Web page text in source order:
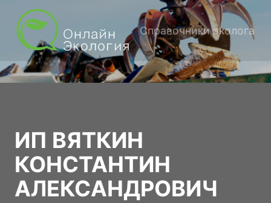
Справочники эколога
ИП ВЯТКИН
КОНСТАНТИН
АЛЕКСАНДРОВИЧ